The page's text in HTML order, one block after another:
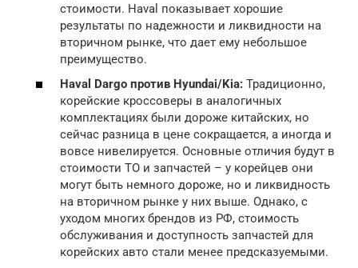
стоимости. Haval показывает хорошие
результаты по надежности и ликвидности на
вторичном рынке, что дает ему небольшое
преимущество.
Haval Dargo против Hyundai/Kia: Традиционно,
корейские кроссоверы в аналогичных
комплектациях были дороже китайских, но
сейчас разница в цене сокращается, а иногда и
вовсе нивелируется. Основные отличия будут в
стоимости ТО и запчастей – у корейцев они
могут быть немного дороже, но и ликвидность
на вторичном рынке у них выше. Однако, с
уходом многих брендов из РФ, стоимость
обслуживания и доступность запчастей для
корейских авто стали менее предсказуемыми.